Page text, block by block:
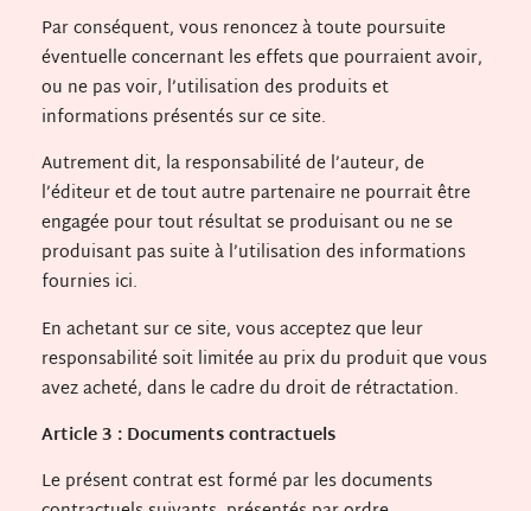
Par conséquent, vous renoncez à toute poursuite
éventuelle concernant les effets que pourraient avoir,
ou ne pas voir, l’utilisation des produits et
informations présentés sur ce site.
Autrement dit, la responsabilité de l’auteur, de
l’éditeur et de tout autre partenaire ne pourrait être
engagée pour tout résultat se produisant ou ne se
produisant pas suite à l’utilisation des informations
fournies ici.
En achetant sur ce site, vous acceptez que leur
responsabilité soit limitée au prix du produit que vous
avez acheté, dans le cadre du droit de rétractation.
Article 3 : Documents contractuels
Le présent contrat est formé par les documents